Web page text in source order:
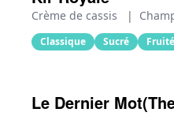
Crème de cassis |
Classique Sucré Fruité
Le Dernier